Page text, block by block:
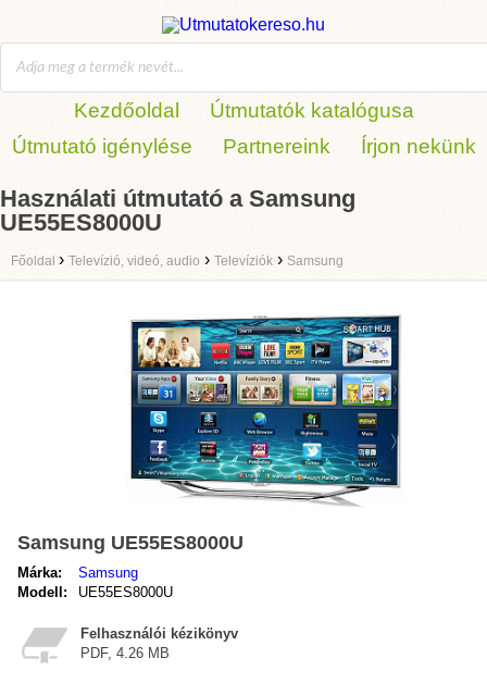
Kezdőoldal
Útmutatók katalógusa
Útmutató igénylése
Partnereink Írjon nekünk
Használati útmutató a Samsung
UE55ES8000U
Főoldal › Televízió, videó, audio › Televíziók › Samsung
Samsung UE55ES8000U
Márka:
Samsung
Modell:
UE55ES8000U
Felhasználói kézikönyv
PDF, 4.26 MB